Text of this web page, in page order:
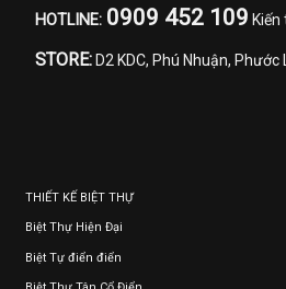
HOTLINE: 0909 452 109
STORE: D2 KDC, Phú Nhuận, Phước
THIẾT KẾ BIỆT THỰ
Biệt Thự Hiện Đại
Biệt Tự điển điển